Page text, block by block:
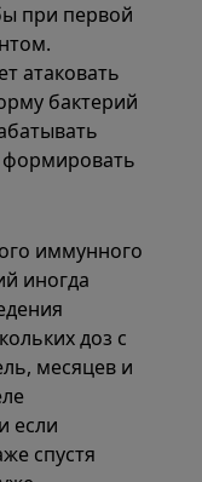
при первой
атаковать
бактерий
иммунного
иногда
доз с
месяцев и
если
спустя